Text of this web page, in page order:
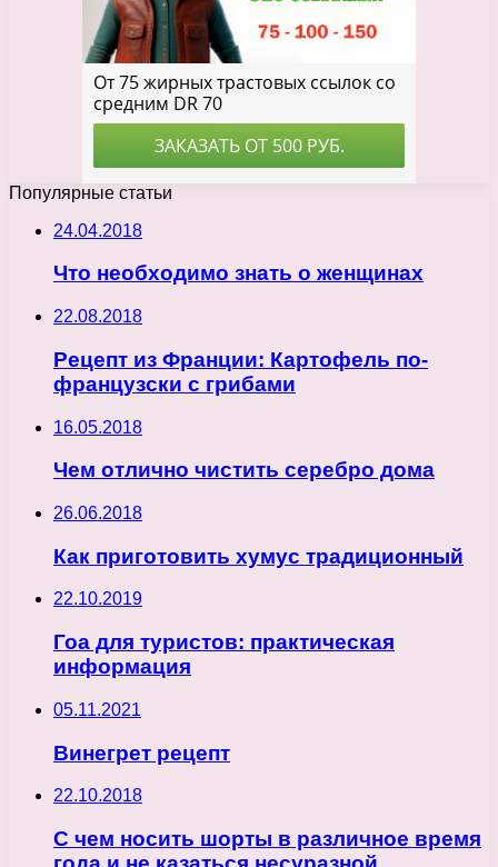
Популярные статьи
24.04.2018
Что необходимо знать о женщинах
22.08.2018
Рецепт из Франции: Картофель по-
французски с грибами
16.05.2018
Чем отлично чистить серебро дома
26.06.2018
Как приготовить хумус традиционный
22.10.2019
Гоа для туристов: практическая
информация
05.11.2021
Винегрет рецепт
22.10.2018
С чем носить шорты в различное время